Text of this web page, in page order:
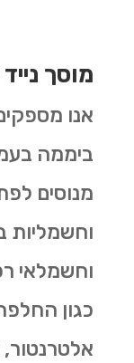
מוסך נייד 24/7 בעמק יזרעאל
אנו
ביממה
מנוסים
וחשמליות
וחשמלאי
כגון